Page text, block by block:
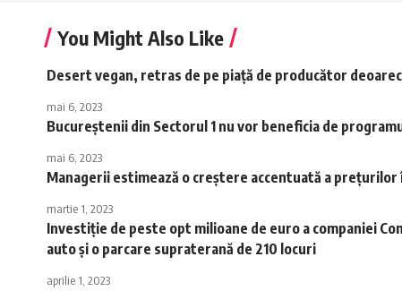
You Might Also Like
Desert vegan, retras de pe piaţă de producător
mai 6, 2023
Bucureştenii din Sectorul 1 nu vor beneficia de
mai 6, 2023
Managerii estimează o creştere accentuată a preţurilor
martie 1, 2023
Investiţie de peste opt milioane de euro a companiei
auto şi o parcare supraterană de 210 locuri
aprilie 1, 2023